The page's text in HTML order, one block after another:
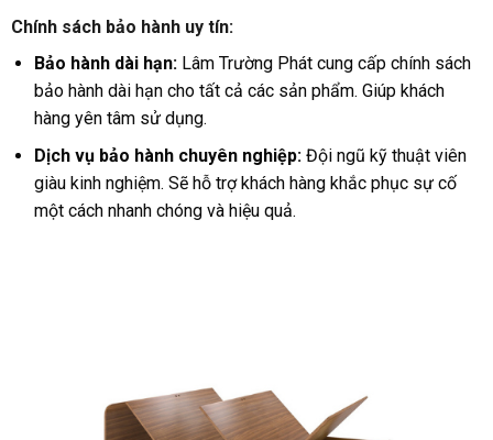
Chính sách bảo hành uy tín:
Bảo hành dài hạn:Lâm Trường Phát cung cấp chính sách
bảo hành dài hạn cho tất cả các sản phẩm. Giúp khách
hàng yên tâm sử dụng.
Dịch vụ bảo hành chuyên nghiệp:Đội ngũ kỹ thuật viên
giàu kinh nghiệm. Sẽ hỗ trợ khách hàng khắc phục sự cố
một cách nhanh chóng và hiệu quả.